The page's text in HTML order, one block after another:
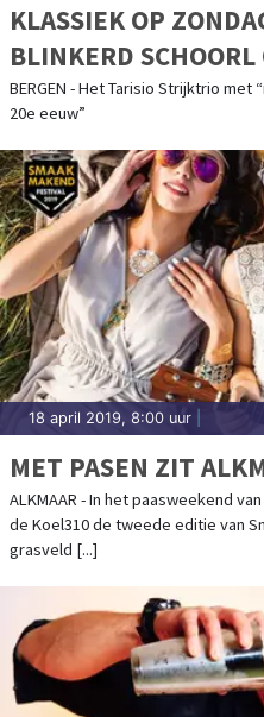
KLASSIEK OP
BLINKERD
BERGEN - Het Tarisio Strijktrio
20e eeuw”
18 april 2019, 8:00 uur
MET PASEN ZIT
ALKMAAR - In het paasweekend
de Koel310 de tweede editie van
grasveld [...]